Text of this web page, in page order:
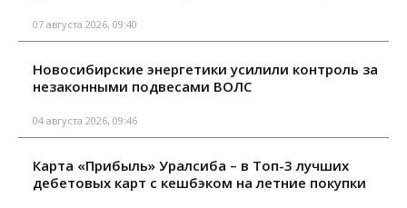
07 августа 2026, 09:40
Новосибирские энергетики усилили контроль за
незаконными подвесами ВОЛС
04 августа 2026, 09:46
Карта «Прибыль» Уралсиба – в Топ-3 лучших
дебетовых карт с кешбэком на летние покупки